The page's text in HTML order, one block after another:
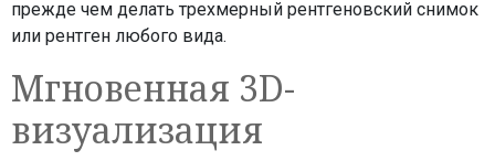
прежде чем делать трехмерный рентгеновский снимок
или рентген любого вида.
Мгновенная 3D-
визуализация